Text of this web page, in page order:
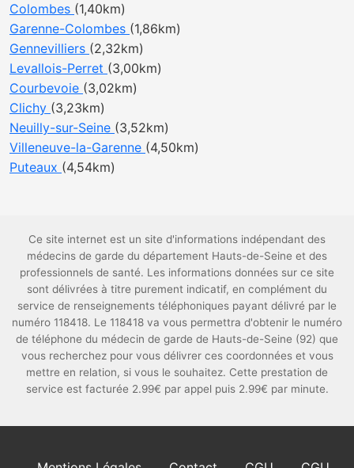
Colombes (1,40km)
Garenne-Colombes (1,86km)
Gennevilliers (2,32km)
Levallois-Perret (3,00km)
Courbevoie (3,02km)
Clichy (3,23km)
Neuilly-sur-Seine (3,52km)
Villeneuve-la-Garenne (4,50km)
Puteaux (4,54km)
Ce site internet est un site d'informations indépendant des
médecins de garde du département Hauts-de-Seine et des
professionnels de santé. Les informations données sur ce site
sont délivrées à titre purement indicatif, en complément du
service de renseignements téléphoniques payant délivré par le
numéro 118418. Le 118418 va vous permettra d'obtenir le numéro
de téléphone du médecin de garde de Hauts-de-Seine (92) que
vous recherchez pour vous délivrer ces coordonnées et vous
mettre en relation, si vous le souhaitez. Cette prestation de
service est facturée 2.99€ par appel puis 2.99€ par minute.